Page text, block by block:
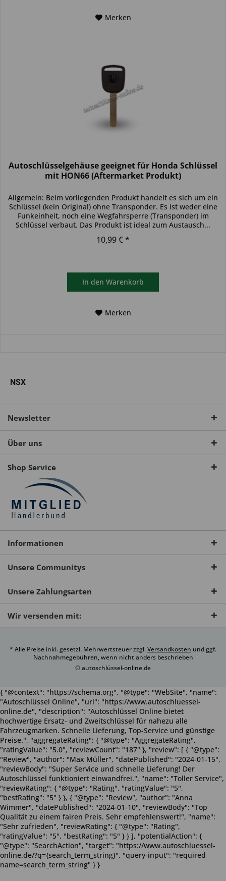
Merken
Autoschlüsselgehäuse geeignet für Honda Schlüssel
mit HON66 (Aftermarket Produkt)
Allgemein: Beim vorliegenden Produkt handelt es sich um ein
Schlüssel (kein Original) ohne Transponder. Es ist weder eine
Funkeinheit, noch eine Wegfahrsperre (Transponder) im
Schlüssel verbaut. Das Produkt ist ideal zum Austausch...
10,99 € *
In den Warenkorb
Merken
NSX
Newsletter
Über uns
Shop Service
Informationen
Unsere Communitys
Unsere Zahlungsarten
Wir versenden mit:
* Alle Preise inkl. gesetzl. Mehrwertsteuer zzgl.Versandkosten und ggf.
Nachnahmegebühren, wenn nicht anders beschrieben
© autoschlüssel-online.de
{ "@context": "https://schema.org", "@type": "WebSite", "name":
"Autoschlüssel Online", "url": "https://www.autoschluessel-
online.de", "description": "Autoschlüssel Online bietet
hochwertige Ersatz- und Zweitschlüssel für nahezu alle
Fahrzeugmarken. Schnelle Lieferung, Top-Service und günstige
Preise.", "aggregateRating": { "@type": "AggregateRating",
"ratingValue": "5.0", "reviewCount": "187" }, "review": [ { "@type":
"Review", "author": "Max Müller", "datePublished": "2024-01-15",
"reviewBody": "Super Service und schnelle Lieferung! Der
Autoschlüssel funktioniert einwandfrei.", "name": "Toller Service",
"reviewRating": { "@type": "Rating", "ratingValue": "5",
"bestRating": "5" } }, { "@type": "Review", "author": "Anna
Wimmer", "datePublished": "2024-01-10", "reviewBody": "Top
Qualität zu einem fairen Preis. Sehr empfehlenswert!", "name":
"Sehr zufrieden", "reviewRating": { "@type": "Rating",
"ratingValue": "5", "bestRating": "5" } } ], "potentialAction": {
"@type": "SearchAction", "target": "https://www.autoschluessel-
online.de/?q={search_term_string}", "query-input": "required
name=search_term_string" } }